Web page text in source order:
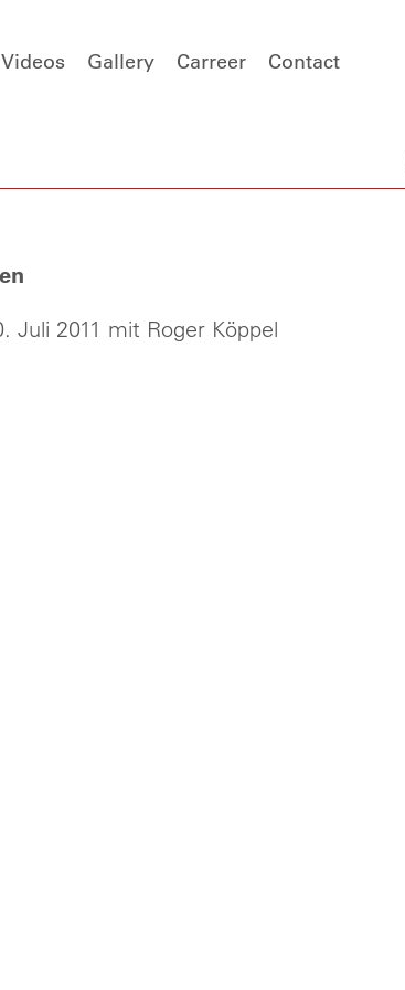
Videos Gallery Carreer Contact
Juli 2011 mit Roger Köppel